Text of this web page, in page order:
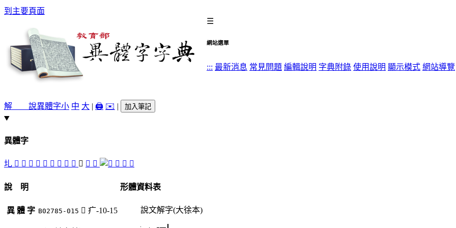
到主要頁面
☰
網站選單
::: 最新消息 常見問題 編輯說明 字典附錄 使用說明 顯示模式 網站導覽
解 說異體字小 中 大 | 🖨️ ✉️ | 加入筆記
異體字
圠 𡈾 𡎶 󸅡 𢊃 󸅣 󸅦 󸅢 󸅤 󸅟 󸅨 󸅧 󸅥 󸅠 𨻊 𨻏
說 明
異 體 字 B02785-015 󸅨 疒-10-15
形體資料表
說文解字(大徐本)